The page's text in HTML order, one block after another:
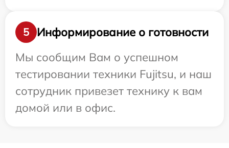
5
Информирование о готовности
Мы сообщим Вам о успешном
тестировании техники Fujitsu, и наш
сотрудник привезет технику к вам
домой или в офис.